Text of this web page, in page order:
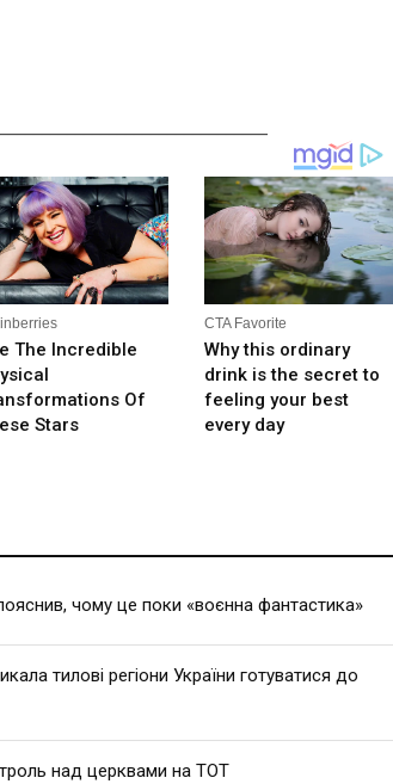
чому це поки «воєнна фантастика»
тилові регіони України готуватися до
над церквами на ТОТ